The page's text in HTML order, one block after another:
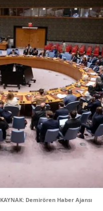
KAYNAK: Demirören Haber Ajansı